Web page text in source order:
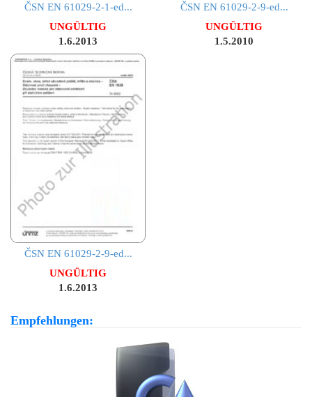
ČSN EN 61029-2-1-ed...
UNGÜLTIG
1.6.2013
ČSN EN 61029-2-9-ed...
UNGÜLTIG
1.5.2010
ČSN EN 61029-2-9-ed...
UNGÜLTIG
1.6.2013
Empfehlungen: